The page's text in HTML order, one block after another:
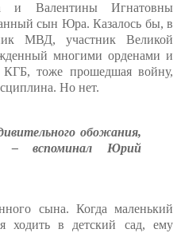
и Валентины Игнатовны
сын Юра. Казалось бы, в
МВД, участник Великой
многими орденами и
тоже прошедшая войну,
Но нет.
обожания,
– вспоминал Юрий
сына. Когда маленький
ходить в детский сад, ему